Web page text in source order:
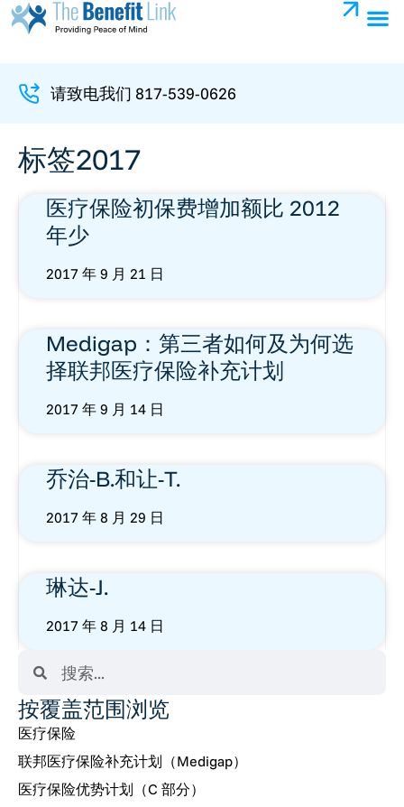
请致电我们 817-539-0626
标签2017
医疗保险初保费增加额比 2012
年少
2017 年 9 月 21 日
Medigap：第三者如何及为何选
择联邦医疗保险补充计划
2017 年 9 月 14 日
乔治-B.和让-T.
2017 年 8 月 29 日
琳达-J.
2017 年 8 月 14 日
按覆盖范围浏览
医疗保险
联邦医疗保险补充计划（Medigap）
医疗保险优势计划（C 部分）